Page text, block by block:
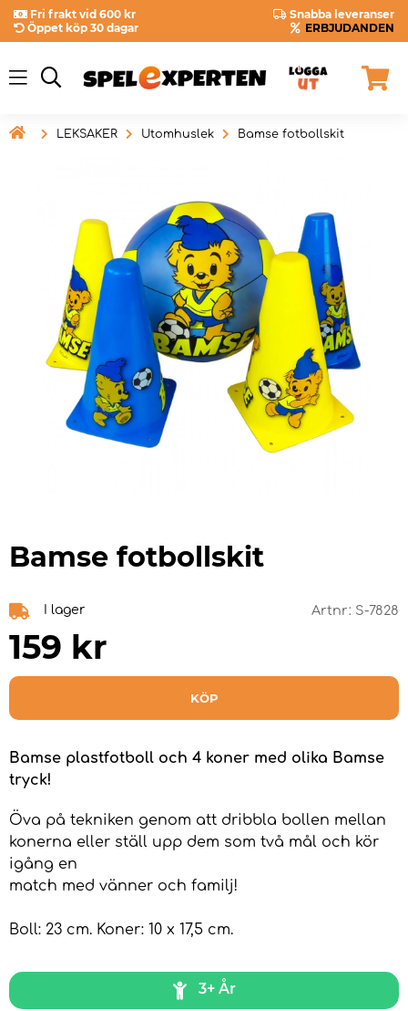
Fri frakt vid 600 kr
Snabba leveranser
Öppet köp 30 dagar
ERBJUDANDEN
 LEKSAKER Utomhuslek Bamse fotbollskit
Bamse fotbollskit
I lager Artnr: S-7828
159 kr
KÖP
Bamse plastfotboll och 4 koner med olika Bamse
tryck!
Öva på tekniken genom att dribbla bollen mellan
konerna eller ställ upp dem som två mål och kör
igång en
match med vänner och familj!
Boll: 23 cm. Koner: 10 x 17,5 cm.
3+ År